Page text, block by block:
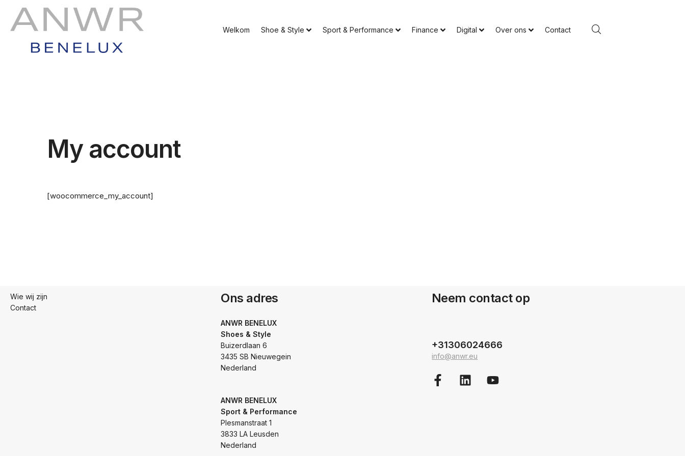
Welkom Shoe & Style Sport & Performance Finance Digital Over ons Contact
My account
[woocommerce_my_account]
Wie wij zijn
Contact
Ons adres
ANWR BENELUX
Shoes & Style
Buizerdlaan 6
3435 SB Nieuwegein
Nederland
ANWR BENELUX
Sport & Performance
Plesmanstraat 1
3833 LA Leusden
Nederland
Neem contact op
+31306024666
info@anwr.eu